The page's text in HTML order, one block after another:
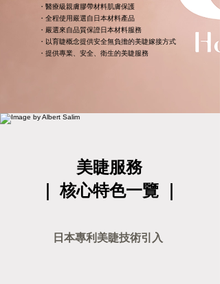
・醫療級親膚膠帶材料肌膚保護
​・全程使用嚴選自日本材料產品
​・嚴選來自品質保證日本材料服務
・以育睫概念提供安全無負擔的美睫嫁接方式
​・提供專業、安全、衛生的美睫服務
美睫服務
｜ 核心特色一覽 ｜
​日本專利美睫技術引入